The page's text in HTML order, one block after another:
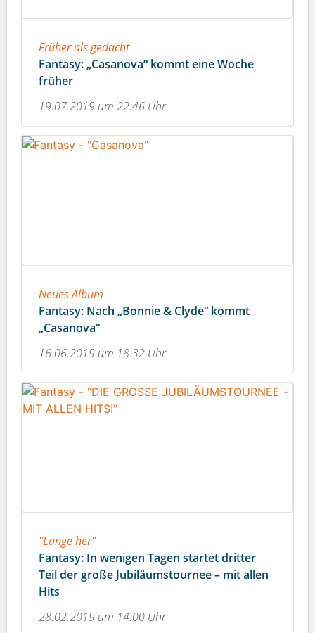
Früher als gedacht
Fantasy: „Casanova“ kommt eine Woche
früher
19.07.2019 um 22:46 Uhr
Neues Album
Fantasy: Nach „Bonnie & Clyde“ kommt
„Casanova“
16.06.2019 um 18:32 Uhr
"Lange her"
Fantasy: In wenigen Tagen startet dritter
Teil der große Jubiläumstournee – mit allen
Hits
28.02.2019 um 14:00 Uhr